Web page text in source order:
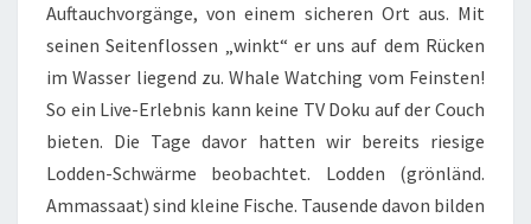
Auftauchvorgänge, von einem sicheren Ort aus. Mit
seinen Seitenflossen „winkt“ er uns auf dem Rücken
im Wasser liegend zu. Whale Watching vom Feinsten!
So ein Live-Erlebnis kann keine TV Doku auf der Couch
bieten. Die Tage davor hatten wir bereits riesige
Lodden-Schwärme beobachtet. Lodden (grönländ.
Ammassaat) sind kleine Fische. Tausende davon bilden